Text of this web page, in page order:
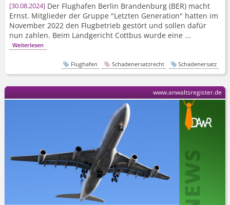
30.08.2024 Der Flughafen Berlin Brandenburg (BER) macht
Ernst. Mitglieder der Gruppe "Letzten Generation" hatten im
November 2022 den Flugbetrieb gestört und sollen dafür
nun zahlen. Beim Landgericht Cottbus wurde eine ...
Weiterlesen
Flughafen Schadenersatzrecht Schadenersatz
www.anwaltsregister.de